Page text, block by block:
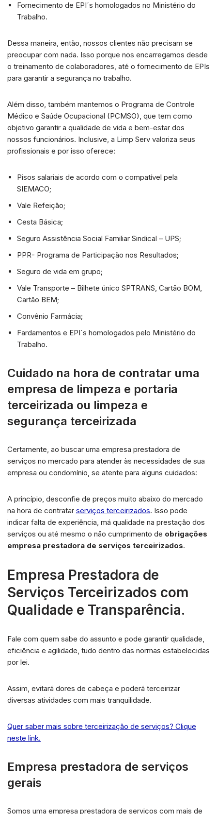
Fornecimento de EPI´s homologados no Ministério do
Trabalho.
Dessa maneira, então, nossos clientes não precisam se
preocupar com nada. Isso porque nos encarregamos desde
o treinamento de colaboradores, até o fornecimento de EPIs
para garantir a segurança no trabalho.
Além disso, também mantemos o Programa de Controle
Médico e Saúde Ocupacional (PCMSO), que tem como
objetivo garantir a qualidade de vida e bem-estar dos
nossos funcionários. Inclusive, a Limp Serv valoriza seus
profissionais e por isso oferece:
Pisos salariais de acordo com o compatível pela
SIEMACO;
Vale Refeição;
Cesta Básica;
Seguro Assistência Social Familiar Sindical – UPS;
PPR- Programa de Participação nos Resultados;
Seguro de vida em grupo;
Vale Transporte – Bilhete único SPTRANS, Cartão BOM,
Cartão BEM;
Convênio Farmácia;
Fardamentos e EPI´s homologados pelo Ministério do
Trabalho.
Cuidado na hora de contratar uma
empresa de limpeza e portaria
terceirizada ou limpeza e
segurança terceirizada
Certamente, ao buscar uma empresa prestadora de
serviços no mercado para atender às necessidades de sua
empresa ou condomínio, se atente para alguns cuidados:
A princípio, desconfie de preços muito abaixo do mercado
na hora de contratar serviços terceirizados. Isso pode
indicar falta de experiência, má qualidade na prestação dos
serviços ou até mesmo o não cumprimento de obrigações
empresa prestadora de serviços terceirizados.
Empresa Prestadora de
Serviços Terceirizados com
Qualidade e Transparência.
Fale com quem sabe do assunto e pode garantir qualidade,
eficiência e agilidade, tudo dentro das normas estabelecidas
por lei.
Assim, evitará dores de cabeça e poderá terceirizar
diversas atividades com mais tranquilidade.
Quer saber mais sobre terceirização de serviços? Clique
neste link.
Empresa prestadora de serviços
gerais
Somos uma empresa prestadora de serviços com mais de